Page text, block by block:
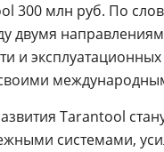
300 млн руб. По
двумя
и эксплуатационных
Tarantool
системами,